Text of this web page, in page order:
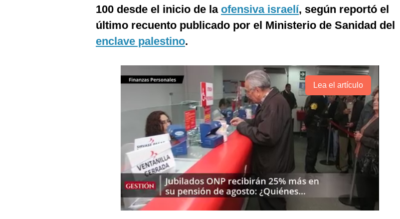
100 desde el inicio de la ofensiva israelí, según reportó el
último recuento publicado por el Ministerio de Sanidad del
enclave palestino.
Lea el artículo